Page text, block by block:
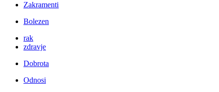
Zakramenti
Bolezen
rak
zdravje
Dobrota
Odnosi